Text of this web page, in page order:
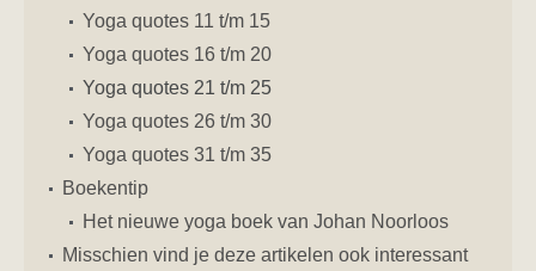
Yoga quotes 11 t/m 15
Yoga quotes 16 t/m 20
Yoga quotes 21 t/m 25
Yoga quotes 26 t/m 30
Yoga quotes 31 t/m 35
Boekentip
Het nieuwe yoga boek van Johan Noorloos
Misschien vind je deze artikelen ook interessant